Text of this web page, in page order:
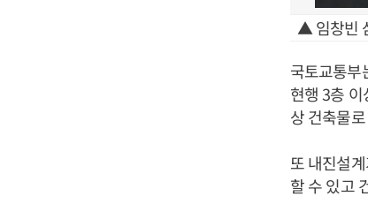
▲ 임창빈
국토교통부
현행 3층
상 건축물
또 내진설
할 수 있고